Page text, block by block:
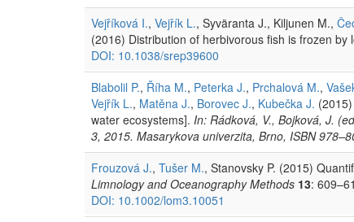
Vejříková I., Vejřík L., Syväranta J., Kiljunen M.,
(2016) Distribution of herbivorous fish is frozen by
DOI: 10.1038/srep39600
Blabolil P., Říha M., Peterka J., Prchalová M.,
Vejřík L., Matěna J., Borovec J., Kubečka J.
water ecosystems]. In: Rádková, V., Bojková, J.
3, 2015. Masarykova univerzita, Brno, ISBN
Frouzová J., Tušer M., Stanovsky P. (2015)
Limnology and Oceanography Methods 13:
DOI: 10.1002/lom3.10051